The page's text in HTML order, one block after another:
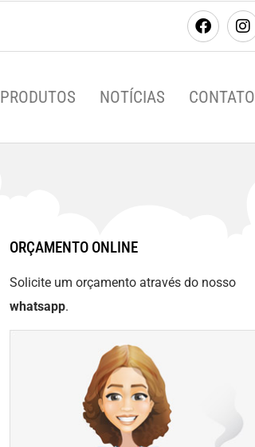
PRODUTOS NOTÍCIAS CONTATO
ORÇAMENTO ONLINE
Solicite um orçamento através do nosso
whatsapp.